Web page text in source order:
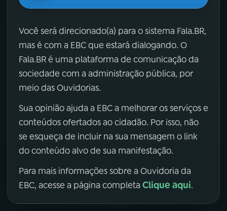
Você será direcionado(a) para o sistema Fala.BR,
mas é com a EBC que estará dialogando. O
Fala.BR é uma plataforma de comunicação da
sociedade com a administração pública, por
meio das Ouvidorias.
Sua opinião ajuda a EBC a melhorar os serviços e
conteúdos ofertados ao cidadão. Por isso, não
se esqueça de incluir na sua mensagem o link
do conteúdo alvo de sua manifestação.
Para mais informações sobre a Ouvidoria da
EBC, acesse a página completa Clique aqui.